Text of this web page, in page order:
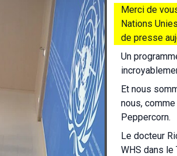
Merci de
Nations
de presse
Un
Et nous
nous,
Peppercorn.
Le docteur
WHS dans le